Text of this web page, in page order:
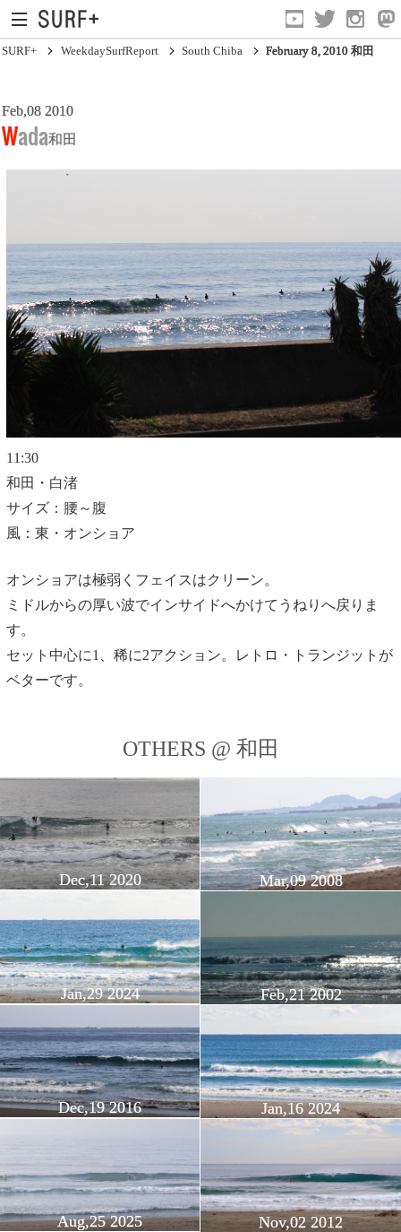
South Ibaraki
Video Logs
Monthly Archive
SURF+ WeekdaySurfReport South Chiba February 8, 2010 和田
Feb,08 2010
Wada和田
11:30
和田・白渚
サイズ：腰～腹
風：東・オンショア
オンショアは極弱くフェイスはクリーン。
ミドルからの厚い波でインサイドへかけてうねりへ戻りま
す。
セット中心に1、稀に2アクション。レトロ・トランジットが
ベターです。
OTHERS @ 和田
Dec,11 2020 Mar,09 2008
Jan,29 2024 Feb,21 2002
Dec,19 2016 Jan,16 2024
Aug,25 2025 Nov,02 2012